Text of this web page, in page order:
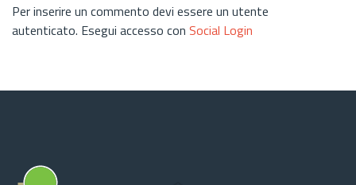
Per inserire un commento devi essere un utente
autenticato. Esegui accesso con Social Login